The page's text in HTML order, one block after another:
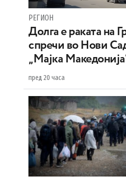
РЕГИОН
Долга е раката на
спречи во Нови
„Мајка
пред 20 часа